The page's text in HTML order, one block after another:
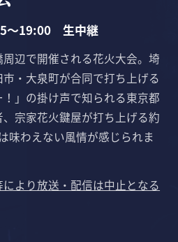
〜19:00 生中継
辺で開催される花火大会。埼
・大泉町が合同で打ち上げる
」の掛け声で知られる東京都
宗家花火鍵屋が打ち上げる約
味わえない風情が感じられま
より放送・配信は中止となる